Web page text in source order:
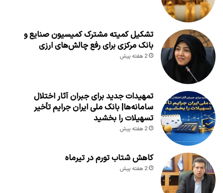
تشکیل کمیته مشترک کمیسیون صنایع و
بانک مرکزی برای رفع چالش‌های ارزی
2 هفته پیش
تمهیدات جدید برای جبران آثار اختلال
سامانه‌ها| بانک ملی ایران جرایم تأخیر
تسهیلات را بخشید
2 هفته پیش
کاهش شتاب تورم در تیرماه
2 هفته پیش